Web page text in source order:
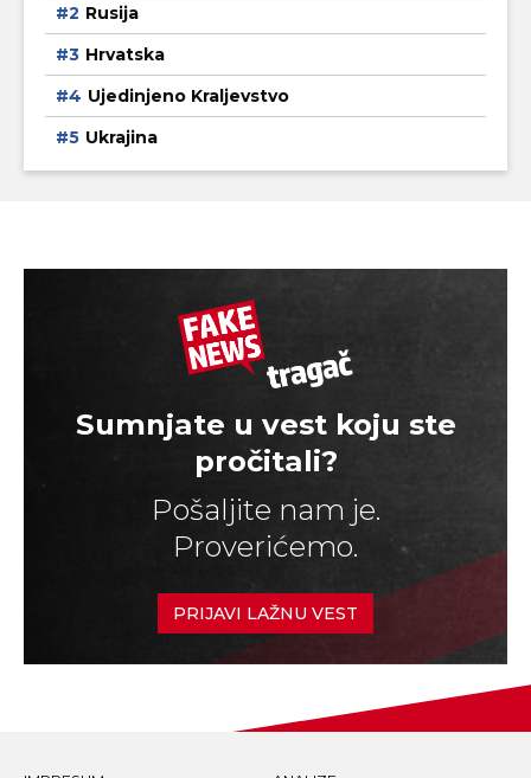
Rusija
Hrvatska
Ujedinjeno Kraljevstvo
Ukrajina
Sumnjate u vest koju ste
pročitali?
Pošaljite nam je.
Proverićemo.
PRIJAVI LAŽNU VEST